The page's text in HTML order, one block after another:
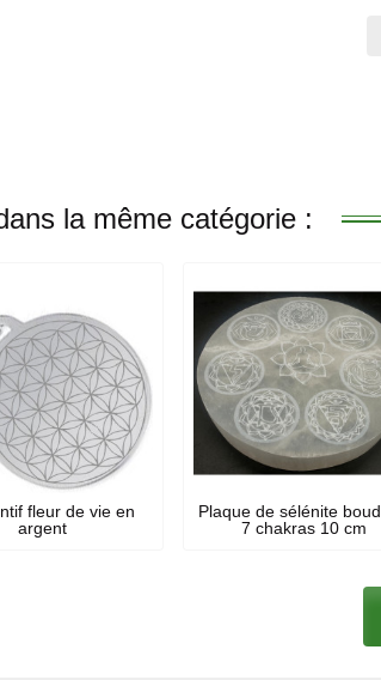
la même catégorie :
fleur de vie en
argent
Plaque de sélénite
7 chakras 10 cm